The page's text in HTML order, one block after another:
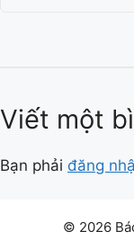
Viết một
Bạn phải đăng
© 2026